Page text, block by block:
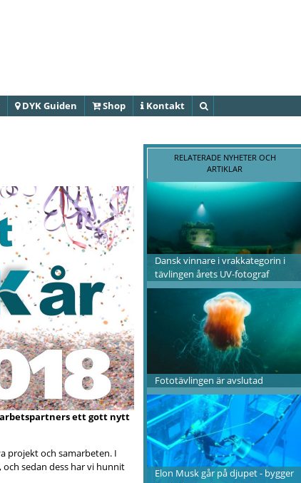
DYK Guiden Shop Kontakt
ett gott nytt
projekt och samarbeten. I
sedan dess har vi hunnit
RELATERADE NYHETER OCH
ARTIKLAR
Dansk vinnare i vrakkategorin i
tävlingen årets UV-fotograf
Fototävlingen är avslutad
Elon Musk går på djupet - bygger